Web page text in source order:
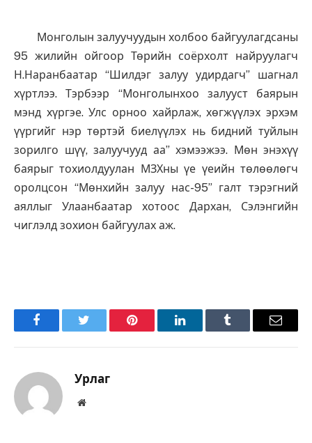
Монголын залуучуудын холбоо байгуулагдсаны
95 жилийн ойгоор Төрийн соёрхолт найруулагч
Н.Наранбаатар “Шилдэг залуу удирдагч” шагнал
хүртлээ. Тэрбээр “Монголынхоо залууст баярын
мэнд хүргэе. Улс орноо хайрлаж, хөгжүүлэх эрхэм
үүргийг нэр төртэй биелүүлэх нь бидний туйлын
зорилго шүү, залуучууд аа” хэмээжээ. Мөн энэхүү
баярыг тохиолдуулан МЗХны үе үеийн төлөөлөгч
оролцсон “Мөнхийн залуу нас-95” галт тэрэгний
аяллыг Улаанбаатар хотоос Дархан, Сэлэнгийн
чиглэлд зохион байгуулах аж.
FacebookTwitter Pinterest LinkedInTumblr Имэйл
Урлаг
Вэбсайт